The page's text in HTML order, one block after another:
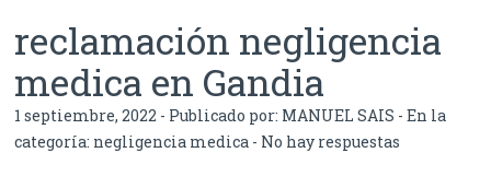
reclamación negligencia
medica en Gandia
1 septiembre, 2022 - Publicado por: MANUEL SAIS - En la
categoría: negligencia medica - No hay respuestas